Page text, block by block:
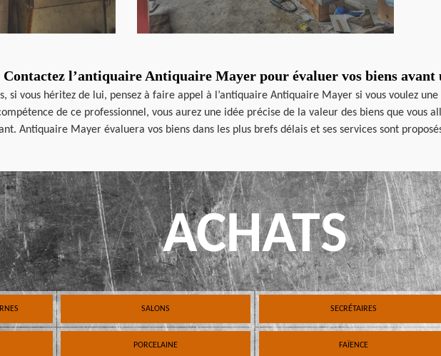
Contactez l’antiquaire Antiquaire Mayer pour évaluer vos biens avant
si vous héritez de lui, pensez à faire appel à l’antiquaire Antiquaire Mayer si vous voulez
de ce professionnel, vous aurez une idée précise de la valeur des biens que vous
Antiquaire Mayer évaluera vos biens dans les plus brefs délais et ses services sont
ACHATS
SALONS SECRÉTAIRES
PORCELAINE FAÏENCE